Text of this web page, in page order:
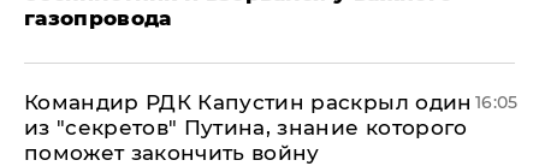
газопровода
Командир РДК Капустин раскрыл один
из "секретов" Путина, знание которого
поможет закончить войну
16:05